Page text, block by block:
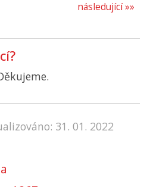
následující »»
31. 01. 2022